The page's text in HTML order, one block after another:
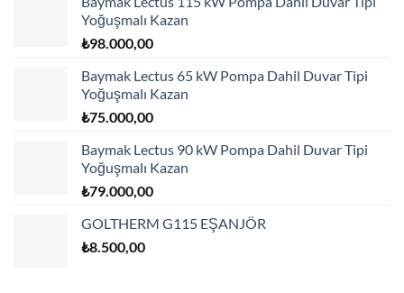
Yoğuşmalı Kazan
₺98.000,00
Baymak Lectus 65 kW Pompa Dahil Duvar Tipi
Yoğuşmalı Kazan
₺75.000,00
Baymak Lectus 90 kW Pompa Dahil Duvar Tipi
Yoğuşmalı Kazan
₺79.000,00
GOLTHERM G115 EŞANJÖR
₺8.500,00